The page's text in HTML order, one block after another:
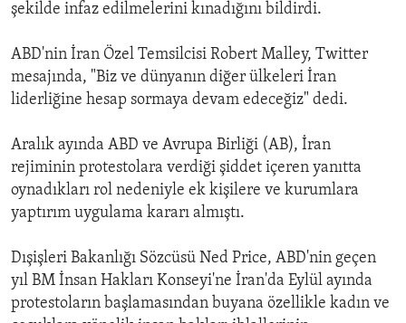
şekilde infaz edilmelerini kınadığını bildirdi.
ABD'nin İran Özel Temsilcisi Robert Malley, Twitter
mesajında, "Biz ve dünyanın diğer ülkeleri İran
liderliğine hesap sormaya devam edeceğiz" dedi.
Aralık ayında ABD ve Avrupa Birliği (AB), İran
rejiminin protestolara verdiği şiddet içeren yanıtta
oynadıkları rol nedeniyle ek kişilere ve kurumlara
yaptırım uygulama kararı almıştı.
Dışişleri Bakanlığı Sözcüsü Ned Price, ABD'nin geçen
yıl BM İnsan Hakları Konseyi'ne İran'da Eylül ayında
protestoların başlamasından buyana özellikle kadın ve